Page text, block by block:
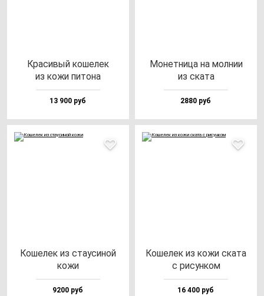
Кра­си­вый ко­ше­лек
из ко­жи пи­то­на
13 900 руб
Монет­ни­ца на мол­нии
из ска­та
2880 руб
Коше­лек из ста­уси­ной
ко­жи
9200 руб
Коше­лек из ко­жи ска­та
с ри­сун­ком
16 400 руб